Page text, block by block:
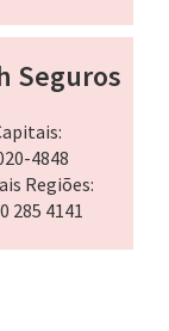
Seguros
4848
Regiões:
285 4141